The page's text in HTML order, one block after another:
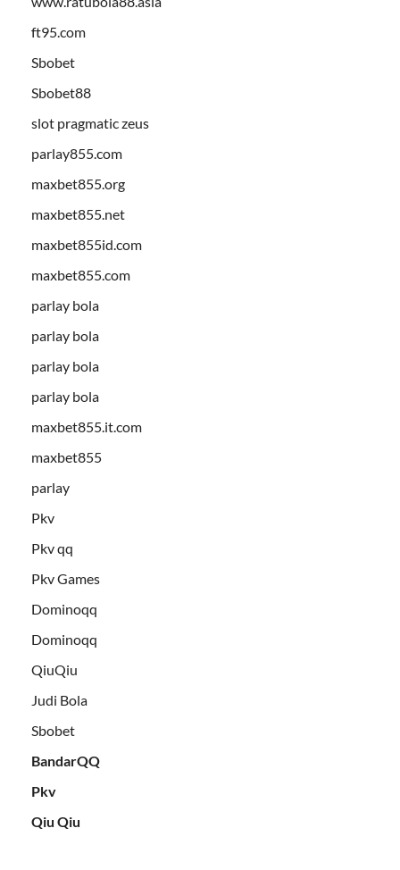
ft95.com
Sbobet
Sbobet88
slot pragmatic zeus
parlay855.com
maxbet855.org
maxbet855.net
maxbet855id.com
maxbet855.com
parlay bola
parlay bola
parlay bola
parlay bola
maxbet855.it.com
maxbet855
parlay
Pkv
Pkv qq
Pkv Games
Dominoqq
Dominoqq
QiuQiu
Judi Bola
Sbobet
BandarQQ
Pkv
Qiu Qiu